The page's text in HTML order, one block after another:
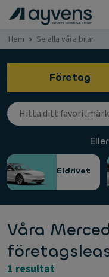
Hem Se alla våra bilar
Företag
Eldrivet
Våra
1 resultat